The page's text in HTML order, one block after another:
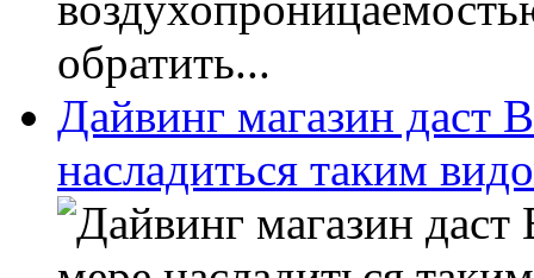
обратить...
Дайвинг магазин даст
насладиться таким